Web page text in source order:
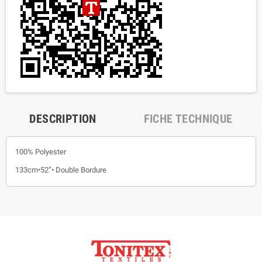
DESCRIPTION FICHE TECHNIQUE
100% Polyester
133cm•52”• Double Bordure